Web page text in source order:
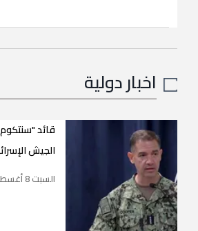
اخبار دولية
قائد
الجيش
السبت 8 أغسطس 2026 23:58:00